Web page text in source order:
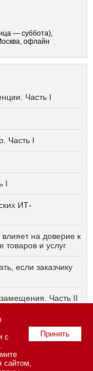
— суббота)
офлайн
Часть I
Часть I
I
ИТ-
на доверие к
товаров и услуг
если заказчику
Часть II
правах и порядке
Принять
с
.
сайтом,